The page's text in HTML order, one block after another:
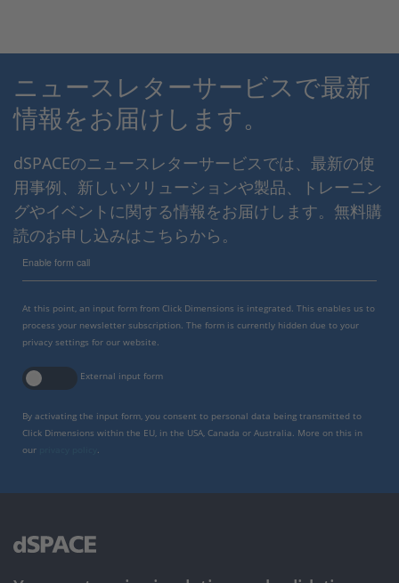
ニュースレターサービスで最新
情報をお届けします。
dSPACEのニュースレターサービスでは、最新の使
用事例、新しいソリューションや製品、トレーニン
グやイベントに関する情報をお届けします。無料購
読のお申し込みはこちらから。
Enable form call
At this point, an input form from Click Dimensions is integrated. This enables us to
process your newsletter subscription. The form is currently hidden due to your
privacy settings for our website.
External input form
By activating the input form, you consent to personal data being transmitted to
Click Dimensions within the EU, in the USA, Canada or Australia. More on this in
our